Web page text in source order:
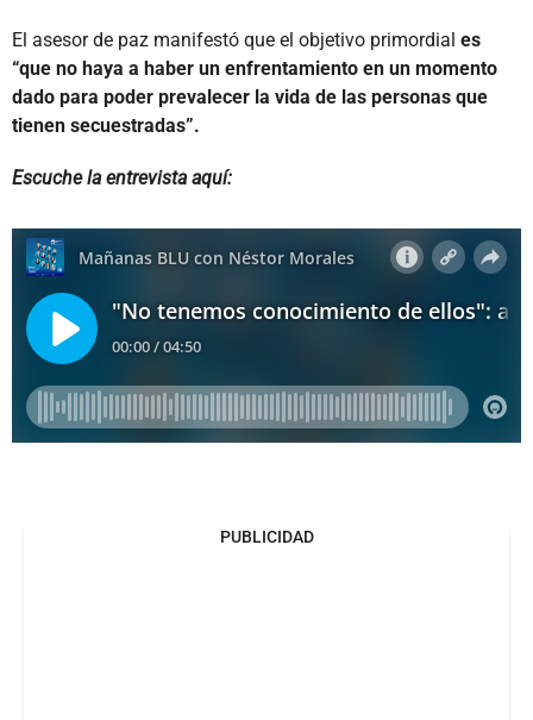
El asesor de paz manifestó que el objetivo primordial es
“que no haya a haber un enfrentamiento en un momento
dado para poder prevalecer la vida de las personas que
tienen secuestradas”.
Escuche la entrevista aquí:
PUBLICIDAD